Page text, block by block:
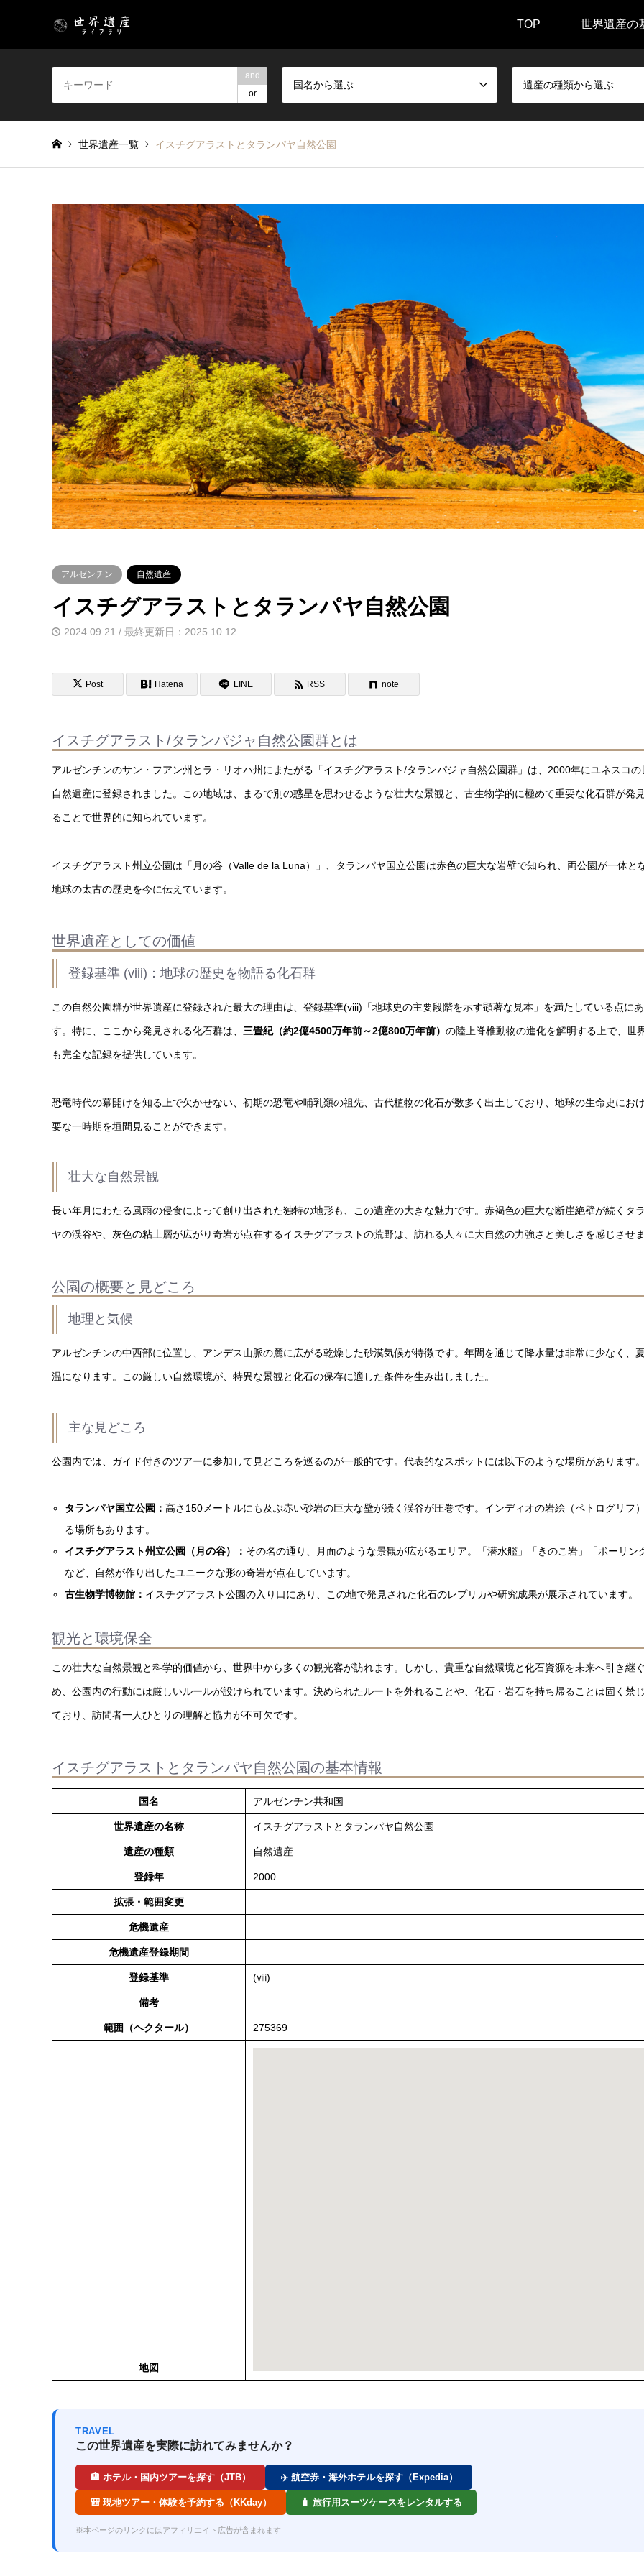
TOP 世界遺産の
and
or
国名から選ぶ 遺産の種類から選ぶ
世界遺産一覧 イスチグアラストとタランパヤ自然公園
アルゼンチン 自然遺産
イスチグアラストとタランパヤ自然公園
2024.09.21 / 最終更新日：2025.10.12
Post Hatena LINE RSS note
イスチグアラスト/タランパジャ自然公園群とは
アルゼンチンのサン・フアン州とラ・リオハ州にまたがる「イスチグアラスト/タランパジャ自然公園群」は、2000年にユネスコの
自然遺産に登録されました。この地域は、まるで別の惑星を思わせるような壮大な景観と、古生物学的に極めて重要な化石群が発
ることで世界的に知られています。
イスチグアラスト州立公園は「月の谷（Valle de la Luna）」、タランパヤ国立公園は赤色の巨大な岩壁で知られ、両公園が一体と
地球の太古の歴史を今に伝えています。
世界遺産としての価値
登録基準 (viii)：地球の歴史を物語る化石群
この自然公園群が世界遺産に登録された最大の理由は、登録基準(viii)「地球史の主要段階を示す顕著な見本」を満たしている点に
す。特に、ここから発見される化石群は、 三畳紀（約2億4500万年前～2億800万年前） の陸上脊椎動物の進化を解明する上で、世
も完全な記録を提供しています。
恐竜時代の幕開けを知る上で欠かせない、初期の恐竜や哺乳類の祖先、古代植物の化石が数多く出土しており、地球の生命史にお
要な一時期を垣間見ることができます。
壮大な自然景観
長い年月にわたる風雨の侵食によって創り出された独特の地形も、この遺産の大きな魅力です。赤褐色の巨大な断崖絶壁が続くタ
ヤの渓谷や、灰色の粘土層が広がり奇岩が点在するイスチグアラストの荒野は、訪れる人々に大自然の力強さと美しさを感じさせま
公園の概要と見どころ
地理と気候
アルゼンチンの中西部に位置し、アンデス山脈の麓に広がる乾燥した砂漠気候が特徴です。年間を通じて降水量は非常に少なく、
温になります。この厳しい自然環境が、特異な景観と化石の保存に適した条件を生み出しました。
主な見どころ
公園内では、ガイド付きのツアーに参加して見どころを巡るのが一般的です。代表的なスポットには以下のような場所があります。
タランパヤ国立公園：高さ150メートルにも及ぶ赤い砂岩の巨大な壁が続く渓谷が圧巻です。インディオの岩絵（ペトログリフ
る場所もあります。
イスチグアラスト州立公園（月の谷）： その名の通り、月面のような景観が広がるエリア。「潜水艦」「きのこ岩」「ボーリン
など、自然が作り出したユニークな形の奇岩が点在しています。
古生物学博物館： イスチグアラスト公園の入り口にあり、この地で発見された化石のレプリカや研究成果が展示されています。
観光と環境保全
この壮大な自然景観と科学的価値から、世界中から多くの観光客が訪れます。しかし、貴重な自然環境と化石資源を未来へ引き継
め、公園内の行動には厳しいルールが設けられています。決められたルートを外れることや、化石・岩石を持ち帰ることは固く禁
ており、訪問者一人ひとりの理解と協力が不可欠です。
イスチグアラストとタランパヤ自然公園の基本情報
国名 アルゼンチン共和国
世界遺産の名称 イスチグアラストとタランパヤ自然公園
遺産の種類 自然遺産
登録年 2000
拡張・範囲変更
危機遺産
危機遺産登録期間
登録基準 (ⅷ)
備考
範囲（ヘクタール） 275369
地図
TRAVEL
この世界遺産を実際に訪れてみませんか？
🏨 ホテル・国内ツアーを探す（JTB） ✈️ 航空券・海外ホテルを探す（Expedia）
🎒 現地ツアー・体験を予約する（KKday） 🧳 旅行用スーツケースをレンタルする
※本ページのリンクにはアフィリエイト広告が含まれます